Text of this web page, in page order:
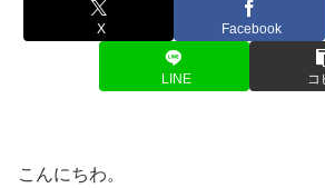
X Facebook
LINE コ
こんにちわ。